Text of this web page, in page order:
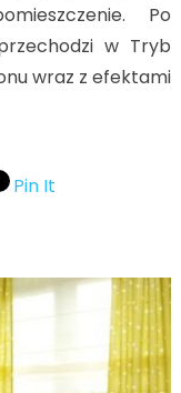
Po
w Tryb
wraz z efektami
Pin It